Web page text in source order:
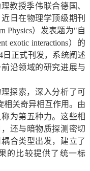
教授季伟联合德国、
日在物理学顶级期刊
Physics）发表题为"自
exotic interactions）的
日正式刊发，系统阐述
沿领域的研究进展与
探索，深入分析了可
相关奇异相互作用。由
为第五种力。这些相
还与暗物质探测密切
合类型出发，建立了
的比较提供了统一标